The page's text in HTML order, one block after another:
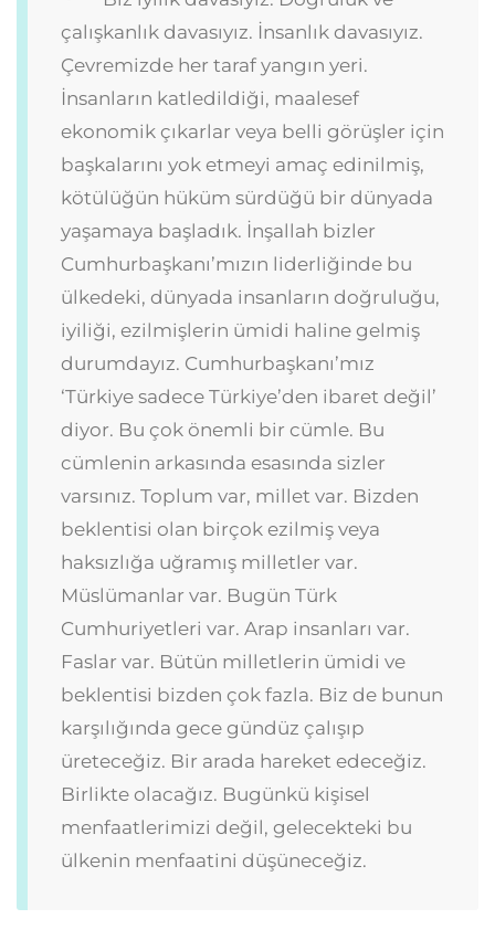
çalışkanlık davasıyız. İnsanlık davasıyız.
Çevremizde her taraf yangın yeri.
İnsanların katledildiği, maalesef
ekonomik çıkarlar veya belli görüşler için
başkalarını yok etmeyi amaç edinilmiş,
kötülüğün hüküm sürdüğü bir dünyada
yaşamaya başladık. İnşallah bizler
Cumhurbaşkanı’mızın liderliğinde bu
ülkedeki, dünyada insanların doğruluğu,
iyiliği, ezilmişlerin ümidi haline gelmiş
durumdayız. Cumhurbaşkanı’mız
‘Türkiye sadece Türkiye’den ibaret değil’
diyor. Bu çok önemli bir cümle. Bu
cümlenin arkasında esasında sizler
varsınız. Toplum var, millet var. Bizden
beklentisi olan birçok ezilmiş veya
haksızlığa uğramış milletler var.
Müslümanlar var. Bugün Türk
Cumhuriyetleri var. Arap insanları var.
Faslar var. Bütün milletlerin ümidi ve
beklentisi bizden çok fazla. Biz de bunun
karşılığında gece gündüz çalışıp
üreteceğiz. Bir arada hareket edeceğiz.
Birlikte olacağız. Bugünkü kişisel
menfaatlerimizi değil, gelecekteki bu
ülkenin menfaatini düşüneceğiz.